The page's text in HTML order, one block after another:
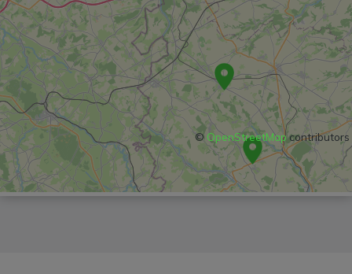
©OpenStreetMapcontributors